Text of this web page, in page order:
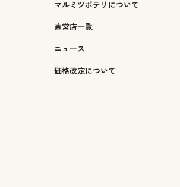
マルミツポテリについて
直営店一覧
ニュース
価格改定について